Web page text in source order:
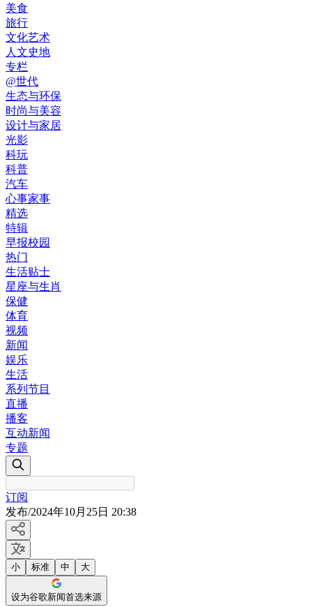
美食
旅行
文化艺术
人文史地
专栏
@世代
生态与环保
时尚与美容
设计与家居
光影
科玩
科普
汽车
心事家事
精选
特辑
早报校园
热门
生活贴士
星座与生肖
保健
体育
视频
新闻
娱乐
生活
系列节目
直播
播客
互动新闻
专题
订阅
发布/2024年10月25日 20:38
小 标准 中 大
设为谷歌新闻首选来源